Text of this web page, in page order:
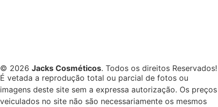
© 2026 Jacks Cosméticos. Todos os direitos Reservados!
É vetada a reprodução total ou parcial de fotos ou
imagens deste site sem a expressa autorização. Os preços
veiculados no site não são necessariamente os mesmos